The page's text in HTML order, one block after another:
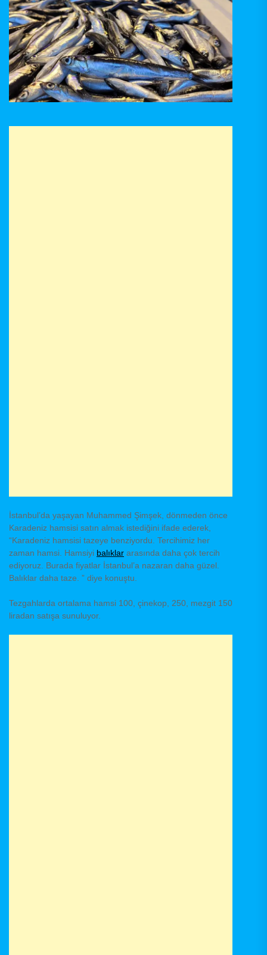
İstanbul’da yaşayan Muhammed Şimşek, dönmeden önce
Karadeniz hamsisi satın almak istediğini ifade ederek,
“Karadeniz hamsisi tazeye benziyordu. Tercihimiz her
zaman hamsi. Hamsiyi balıklar arasında daha çok tercih
ediyoruz. Burada fiyatlar İstanbul’a nazaran daha güzel.
Balıklar daha taze. ” diye konuştu.
Tezgahlarda ortalama hamsi 100, çinekop, 250, mezgit 150
liradan satışa sunuluyor.